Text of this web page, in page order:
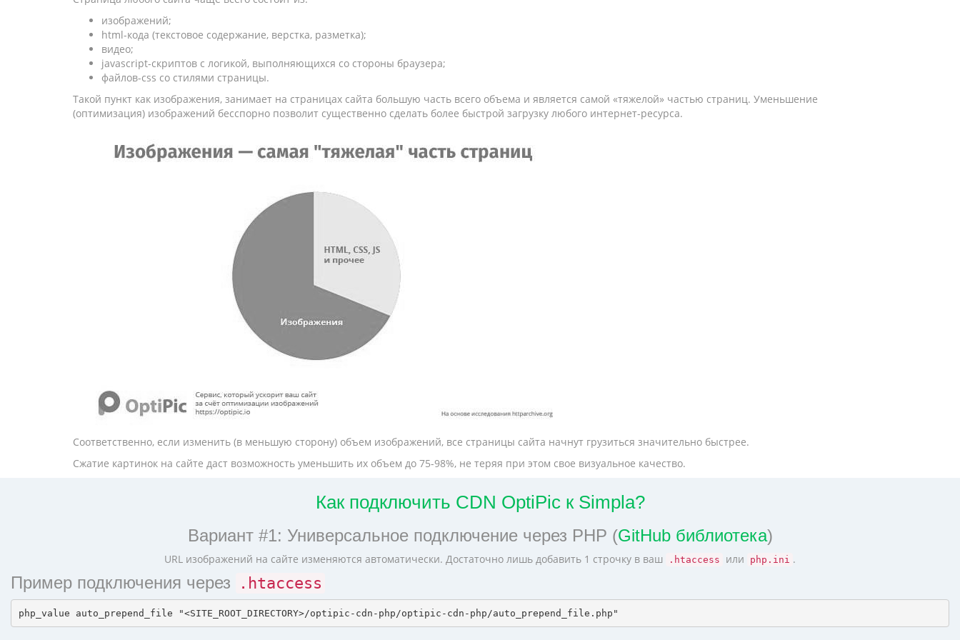
изображений;
html-кода (текстовое содержание, верстка, разметка);
видео;
javascript-скриптов с логикой, выполняющихся со стороны браузера;
файлов-css со стилями страницы.
Такой пункт как изображения, занимает на страницах сайта большую часть всего объема и является самой «тяжелой» частью страниц. Уменьшение
(оптимизация) изображений бесспорно позволит существенно сделать более быстрой загрузку любого интернет-ресурса.
Соответственно, если изменить (в меньшую сторону) объем изображений, все страницы сайта начнут грузиться значительно быстрее.
Сжатие картинок на сайте даст возможность уменьшить их объем до 75-98%, не теряя при этом свое визуальное качество.
Как подключить CDN OptiPic к Simpla?
Вариант #1: Универсальное подключение через PHP (GitHub библиотека)
URL изображений на сайте изменяются автоматически. Достаточно лишь добавить 1 строчку в ваш .htaccess или php.ini .
Пример подключения через .htaccess